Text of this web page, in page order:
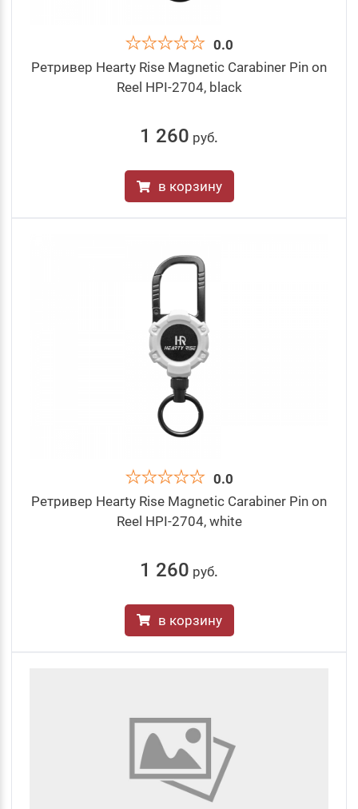
0.0
Ретривер Hearty Rise Magnetic Carabiner Pin on
Reel HPI-2704, black
1 260 руб.
в корзину
0.0
Ретривер Hearty Rise Magnetic Carabiner Pin on
Reel HPI-2704, white
1 260 руб.
в корзину